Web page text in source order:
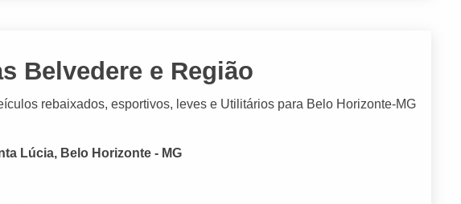
Belvedere e Região
rebaixados, esportivos, leves e Utilitários para Belo Horizonte-MG
Lúcia, Belo Horizonte - MG